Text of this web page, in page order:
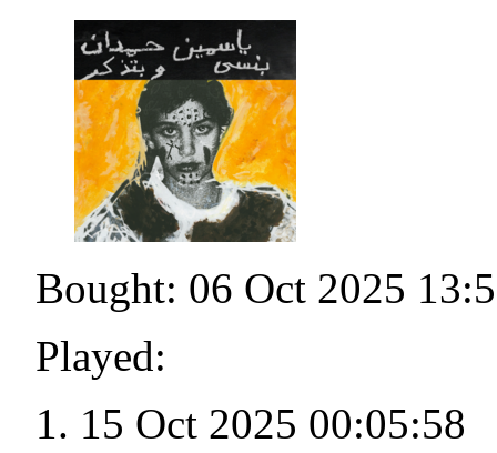
Bought: 06 Oct 2025
Played:
15 Oct 2025 00:05:58